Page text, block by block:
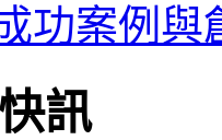
功案例與
訊